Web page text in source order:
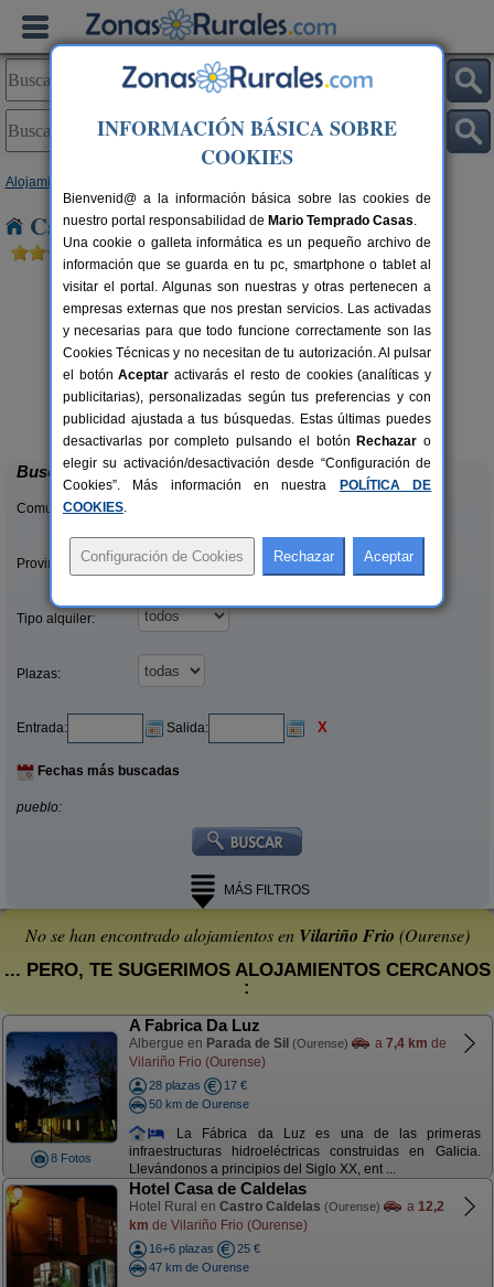
Alojamientos
Casas Rurales cerca de Vilariño Frio
42+10 pers.
desde35 €
Hotel Restaurante Spa As
Maceiras
Puebla de Trives (Ourense)
Buscar
Comunidades:
Provincias/Islas:
Tipo alquiler:
Plazas:
Entrada: Salida: X
Fechas más buscadas
pueblo:
MÁS FILTROS
No se han encontrado alojamientos en Vilariño Frio (Ourense)
... PERO, TE SUGERIMOS ALOJAMIENTOS CERCANOS
:
8 Fotos
A Fabrica Da Luz
Albergue en Parada de Sil (Ourense) a 7,4 km de
Vilariño Frio (Ourense)
28 plazas
17 €
50 km de Ourense
La Fábrica da Luz es una de las primeras
infraestructuras hidroeléctricas construidas en Galicia.
Llevándonos a principios del Siglo XX, ent ...
Hotel Casa de Caldelas
Hotel Rural en Castro Caldelas (Ourense) a 12,2
km de Vilariño Frio (Ourense)
16+6 plazas
25 €
47 km de Ourense
INFORMACIÓN BÁSICA SOBRE
COOKIES
Bienvenid@ a la información básica sobre las cookies de
nuestro portal responsabilidad de Mario Temprado Casas.
Una cookie o galleta informática es un pequeño archivo de
información que se guarda en tu pc, smartphone o tablet al
visitar el portal. Algunas son nuestras y otras pertenecen a
empresas externas que nos prestan servicios. Las activadas
y necesarias para que todo funcione correctamente son las
Cookies Técnicas y no necesitan de tu autorización. Al pulsar
el botónAceptar activarás el resto de cookies (analíticas y
publicitarias), personalizadas según tus preferencias y con
publicidad ajustada a tus búsquedas. Estas últimas puedes
desactivarlas por completo pulsando el botón Rechazar o
elegir su activación/desactivación desde “Configuración de
Cookies”. Más información en nuestra
POLÍTICA DE
COOKIES.